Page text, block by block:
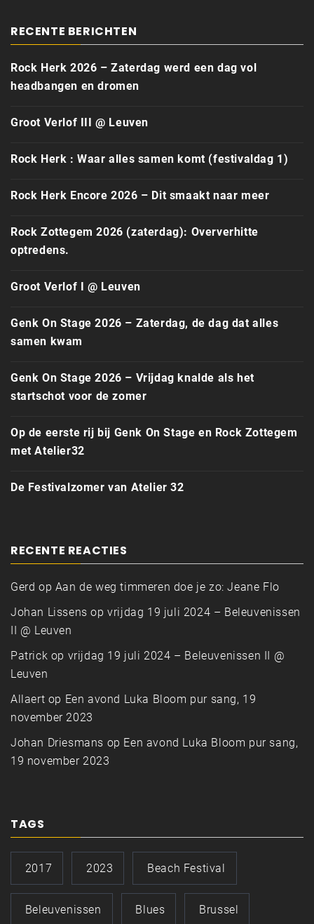
RECENTE BERICHTEN
Rock Herk 2026 – Zaterdag werd een dag vol
headbangen en dromen
Groot Verlof III @ Leuven
Rock Herk : Waar alles samen komt (festivaldag 1)
Rock Herk Encore 2026 – Dit smaakt naar meer
Rock Zottegem 2026 (zaterdag): Oververhitte
optredens.
Groot Verlof I @ Leuven
Genk On Stage 2026 – Zaterdag, de dag dat alles
samen kwam
Genk On Stage 2026 – Vrijdag knalde als het
startschot voor de zomer
Op de eerste rij bij Genk On Stage en Rock Zottegem
met Atelier32
De Festivalzomer van Atelier 32
RECENTE REACTIES
Gerd op Aan de weg timmeren doe je zo: Jeane Flo
Johan Lissens opvrijdag 19 juli 2024 – Beleuvenissen
II @ Leuven
Patrick op vrijdag 19 juli 2024 – Beleuvenissen II @
Leuven
Allaert op Een avond Luka Bloom pur sang, 19
november 2023
Johan Driesmans op Een avond Luka Bloom pur sang,
19 november 2023
TAGS
2017 2023 Beach Festival
Beleuvenissen Blues Brussel